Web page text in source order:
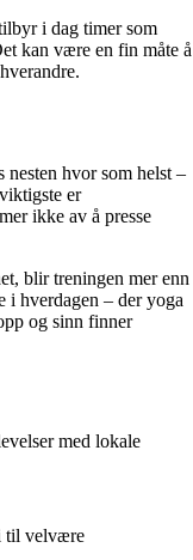
i dag timer som
kan være en fin måte å
hvor som helst –
er
ikke av å presse
blir treningen mer enn
i hverdagen – der yoga
og sinn finner
med lokale
til velvære